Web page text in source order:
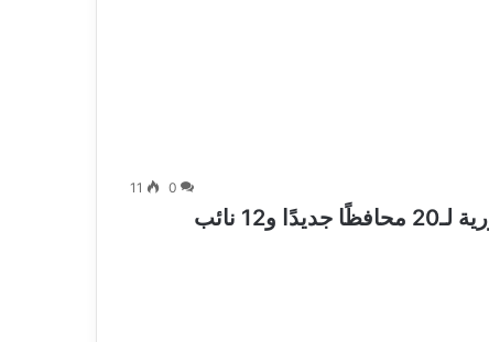
0
11
الرئيس السيسي يشهد أداء اليمين الدستورية لـ20 محافظًا جديدًا و12 نائب